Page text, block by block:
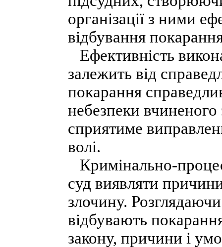
організації з ними
відбування
Ефективність
залежить від
покарання
небезпеки
сприятиме
волі.
Кримінально-
суд виявляти
злочину.
відбувають
закону, причини і